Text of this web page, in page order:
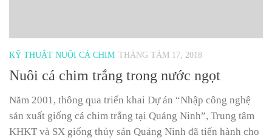
KỸ THUẬT NUÔI CÁ CHIM THÁNG TÁM 17, 2018
Nuôi cá chim trắng trong nước ngọt
Năm 2001, thông qua triển khai Dự án “Nhập công nghệ
sản xuất giống cá chim trắng tại Quảng Ninh”, Trung tâm
KHKT và SX giống thủy sản Quảng Ninh đã tiến hành cho